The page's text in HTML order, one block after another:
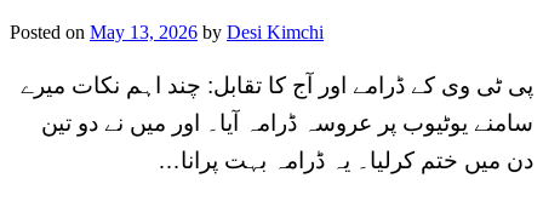
Posted on May 13, 2026 by Desi Kimchi
پی ٹی وی کے ڈرامے اور آج کا تقابل: چند اہم نکات میرے
سامنے یوٹیوب پر عروسہ ڈرامہ آیا۔ اور میں نے دو تین
دن میں ختم کرلیا۔ یہ ڈرامہ بہت پرانا…